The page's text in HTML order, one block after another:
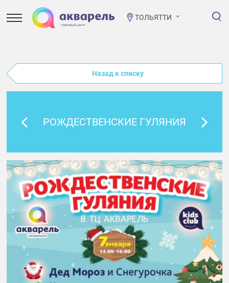
ТОЛЬЯТТИ
Назад к списку
РОЖДЕСТВЕНСКИЕ ГУЛЯНИЯ